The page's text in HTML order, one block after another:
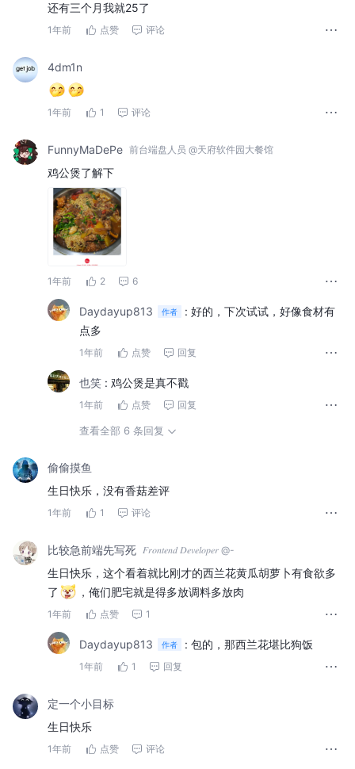
还有三个月我就25了
1年前 点赞 评论
4dm1n
1年前 1 评论
FunnyMaDePe 前台端盘人员 @天府软件园大餐馆
鸡公煲了解下
1年前 2 6
Daydayup813 作者 : 好的，下次试试，好像食材有
点多
1年前 点赞 回复
也笑 : 鸡公煲是真不戳
1年前 点赞 回复
查看全部 6 条回复
偷偷摸鱼
生日快乐，没有香菇差评
1年前 1 评论
比较急前端先写死 𝐹𝑟𝑜𝑛𝑡𝑒𝑛𝑑 𝐷𝑒𝑣𝑒𝑙𝑜𝑝𝑒𝑟 @-
生日快乐，这个看着就比刚才的西兰花黄瓜胡萝卜有食欲多
了
，俺们肥宅就是得多放调料多放肉
1年前 点赞 1
Daydayup813 作者 : 包的，那西兰花堪比狗饭
1年前 1 回复
定一个小目标
生日快乐
1年前 点赞 评论